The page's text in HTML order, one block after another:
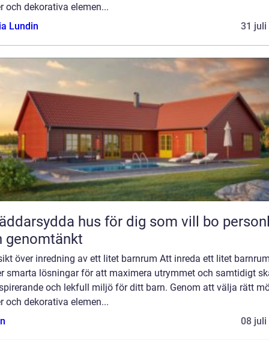
och dekorativa elemen...
Lundin
31 juli
hus för dig som vill bo
genomtänkt
över inredning av ett litet barnrum Att inreda ett litet
smarta lösningar för att maximera utrymmet och samtidigt
och lekfull miljö för ditt barn. Genom att välja rätt
och dekorativa elemen...
08 juli